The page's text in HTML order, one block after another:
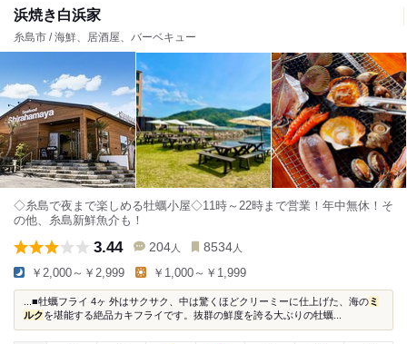
浜焼き白浜家
糸島市 / 海鮮、居酒屋、バーベキュー
◇糸島で夜まで楽しめる牡蠣小屋◇11時～22時まで営業！年中無休！そ
の他、糸島新鮮魚介も！
3.44 204 人 8534 人
￥2,000～￥2,999 ￥1,000～￥1,999
...■牡蠣フライ 4ヶ 外はサクサク、中は驚くほどクリーミーに仕上げた、海のミ
ルクを堪能する絶品カキフライです。抜群の鮮度を誇る大ぶりの牡蠣...